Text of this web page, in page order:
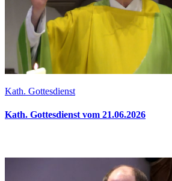
Kath. Gottesdienst
Kath. Gottesdienst vom 21.06.2026